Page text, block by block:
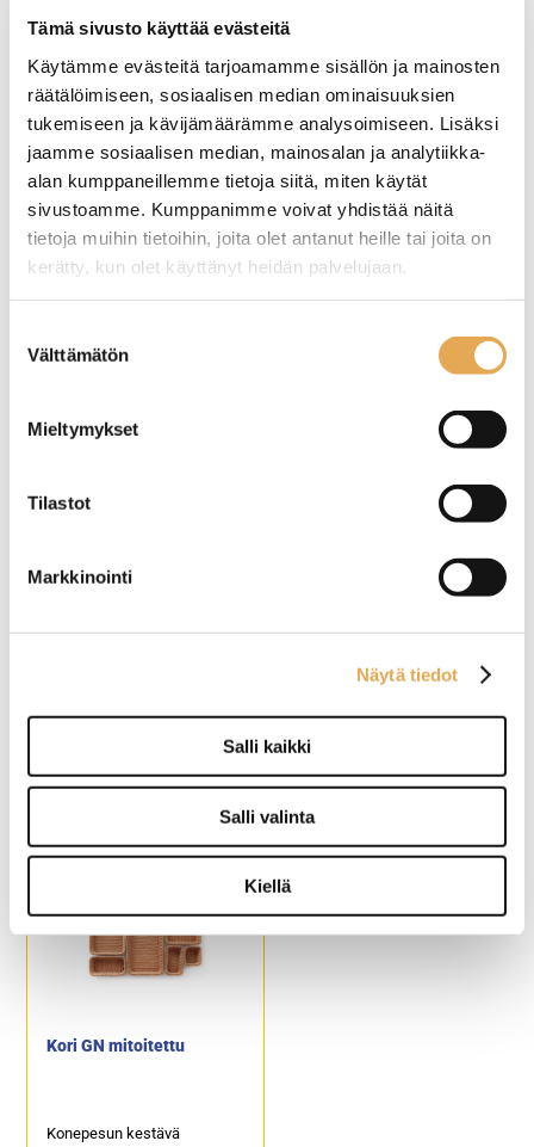
Tämä sivusto käyttää evästeitä
Käytämme evästeitä tarjoamamme sisällön ja mainosten
räätälöimiseen, sosiaalisen median ominaisuuksien
tukemiseen ja kävijämäärämme analysoimiseen. Lisäksi
jaamme sosiaalisen median, mainosalan ja analytiikka-
alan kumppaneillemme tietoja siitä, miten käytät
sivustoamme. Kumppanimme voivat yhdistää näitä
tietoja muihin tietoihin, joita olet antanut heille tai joita on
kerätty, kun olet käyttänyt heidän palvelujaan.
valinta
Välttämätön
Mieltymykset
Tilastot
Markkinointi
Näytä tiedot
Salli kaikki
Salli valinta
Kiellä
TUTUSTU ›
Pinottava
Korkeus 6cm
Kori ruskea GN mitoitettu
Korkeus 10cm
Hedelmäkori
Ei pesukoneeseen soveltuva
Kori GN mitoitettu
Konepesun kestävä